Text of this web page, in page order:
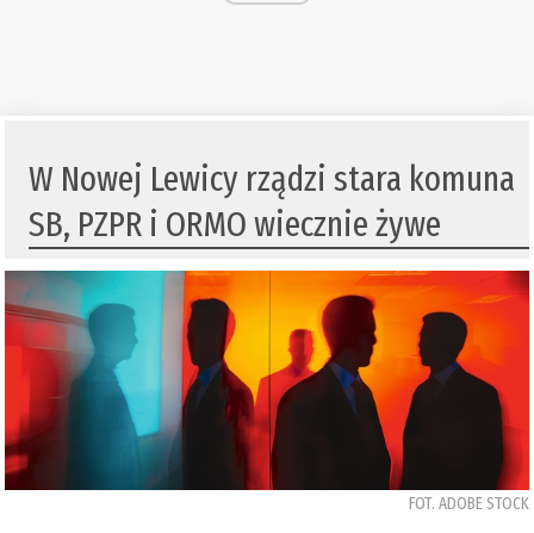
W Nowej Lewicy rządzi stara komuna
SB, PZPR i ORMO wiecznie żywe
FOT. ADOBE STOCK